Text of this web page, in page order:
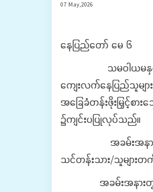
07 May,2026
နေပြည်တော် မေ ၆
သမဝါယမနှင့် ကျေ
ကျေးလက်နေပြည်သူမျ
အခြေခံတန်းဖိုးမြှင့်စ
၌ကျင်းပပြုလုပ်သည်။
အခမ်းအနားတွင် အသေ
သင်တန်းသား/သူများ
အခမ်းအနားတွင် အသ